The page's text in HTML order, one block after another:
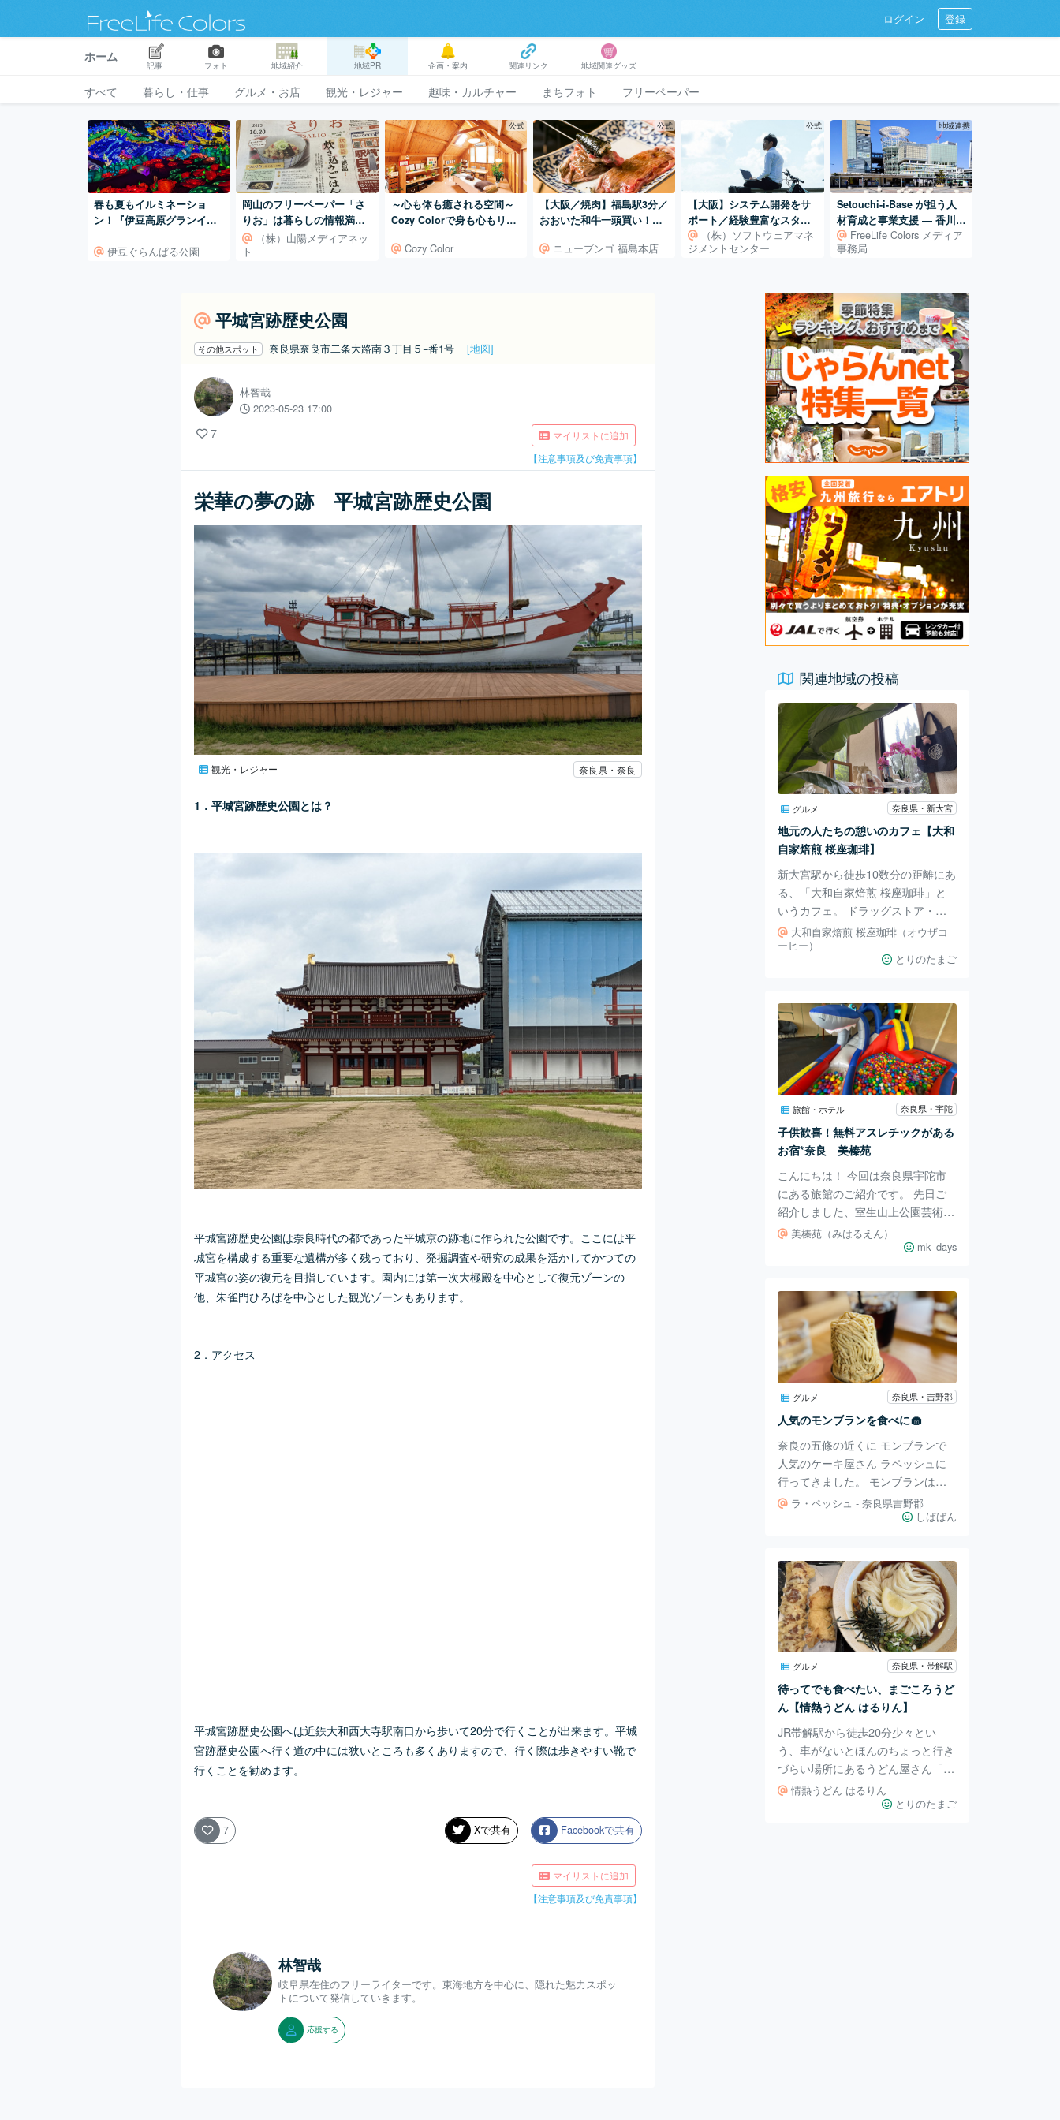
ログイン 登録
ホーム
記事 フォト 地域紹介 地域PR 企画・案内 関連リンク 地域関連グッズ
すべて 暮らし・仕事 グルメ・お店 観光・レジャー 趣味・カルチャー まちフォト フリーペーパー
春も夏もイルミネーショ
ン！『伊豆高原グランイル
伊豆ぐらんぱる公園
岡山のフリーペーパー「さ
りお」は暮らしの情報満
載！（株）山陽メディアネッ
ト
公式
～心も体も癒される空間～
Cozy Colorで身も心もリフ
Cozy Color
公式
【大阪／焼肉】福島駅3分／
おおいた和牛一頭買い！お
ニューブンゴ 福島本店
公式
【大阪】システム開発をサ
ポート／経験豊富なスタッ
フが対応いたします！
（株）ソフトウェアマネ
ジメントセンター
地域連携
Setouchi-i-Base が担う人
材育成と事業支援 ― 香川で
「始める」を支える拠点
FreeLife Colors メディア
事務局
平城宮跡歴史公園
その他スポット 奈良県奈良市二条大路南３丁目５−番1号 [地図]
林智哉
2023-05-23 17:00
7
マイリストに追加
【注意事項及び免責事項】
栄華の夢の跡 平城宮跡歴史公園
観光・レジャー 奈良県・奈良
1．平城宮跡歴史公園とは？
平城宮跡歴史公園は奈良時代の都であった平城京の跡地に作られた公園です。ここには平
城宮を構成する重要な遺構が多く残っており、発掘調査や研究の成果を活かしてかつての
平城宮の姿の復元を目指しています。園内には第一次大極殿を中心として復元ゾーンの
他、朱雀門ひろばを中心とした観光ゾーンもあります。
2．アクセス
平城宮跡歴史公園へは近鉄大和西大寺駅南口から歩いて20分で行くことが出来ます。平城
宮跡歴史公園へ行く道の中には狭いところも多くありますので、行く際は歩きやすい靴で
行くことを勧めます。
7 Xで共有 Facebookで共有
マイリストに追加
【注意事項及び免責事項】
林智哉
岐阜県在住のフリーライターです。東海地方を中心に、隠れた魅力スポッ
トについて発信していきます。
応援する
関連地域の投稿
グルメ 奈良県・新大宮
地元の人たちの憩いのカフェ【大和
自家焙煎 桜座珈琲】
新大宮駅から徒歩10数分の距離にあ
る、「大和自家焙煎 桜座珈琲」と
いうカフェ。 ドラッグストア・キ
リン堂のすぐそばにあったこのお店
に入ってみました。 店内は明るく
静かで、ほのぼのとした雰囲気。
あいとお話をされていて、心安らぐ
空間でした。 コーヒーは一杯330円
と、かなりリーズナブル！ それで
いてこだわりの自家焙煎珈琲を味わ
えます。 深みがあって香ばしいの
にきつい苦みがなく、コーヒーが苦
手な方にも好きな方にもおすすめ。
時折、ご主人が豆のハンドピックや
焙煎を行う様
大和自家焙煎 桜座珈琲（オウザコ
ーヒー）
とりのたまご
旅館・ホテル 奈良県・宇陀
子供歓喜！無料アスレチックがある
お宿*奈良 美榛苑
こんにちは！ 今回は奈良県宇陀市
にある旅館のご紹介です。 先日ご
紹介しました、室生山上公園芸術の
森から 車で25分ほどの場所に位置
しています。 美榛苑さんはSNSで
無料のキッズスペースがあるとか。
こちらが建物外観。 「みはる温
泉 美肌の湯」ののぼりにワクワ
ク。 ロビーのソファ横には写真映
えスポット。 宇陀市のマスコット
キャラクター ハっぴーとウッピー
がお出迎えしてくれました。 チェ
ックインを済ませ、浴衣を選びま
す。 ロービーに設置
美榛苑（みはるえん）
mk_days
グルメ 奈良県・吉野郡
人気のモンブランを食べに🧁
奈良の五條の近くに モンブランで
人気のケーキ屋さん ラペッシュに
行ってきました。 モンブランは期
間限定の商品です♪ ラペッシュはケ
ーキやパン、焼き菓子を購入する人
ェミッツでいただくことができま
す。 カフェでの ドリンクは単品で5
50円でした。 2時半から16時は、
ラペッシュのモンブランと ドリン
クセットで1,050円 でいただくこと
ができます。 モンブランはしっか
りと栗の味、食感がありました 🌰
中には生クリーム、 土台はメレン
ゲ
ラ・ペッシュ - 奈良県吉野郡
しばばん
グルメ 奈良県・帯解駅
待ってでも食べたい、まごころうど
ん【情熱うどん はるりん】
JR帯解駅から徒歩20分少々とい
う、車がないとほんのちょっと行き
づらい場所にあるうどん屋さん「は
るりん」。 いつもお店の外に行
列…とはいかないまでも順番待ちの
情熱うどん はるりん
とりのたまご